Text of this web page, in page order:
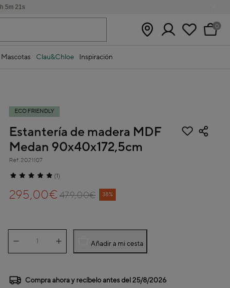
h 5m 20s
0
Mascotas Clau&Chloe Inspiración
ECO FRIENDLY
Estantería de madera MDF
Medan 90x40x172,5cm
Ref.2021107
5 out of 5 Customer Rating
(1)
Price reduced from
479,00€
to 38%
295,00€
Añadir a mi cesta
Compra ahora y recíbelo antes del25/8/2026